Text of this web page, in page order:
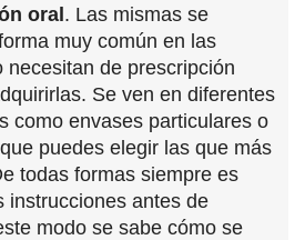
oral. Las mismas se
muy común en las
necesitan de prescripción
Se ven en diferentes
como envases particulares o
puedes elegir las que más
todas formas siempre es
instrucciones antes de
modo se sabe cómo se